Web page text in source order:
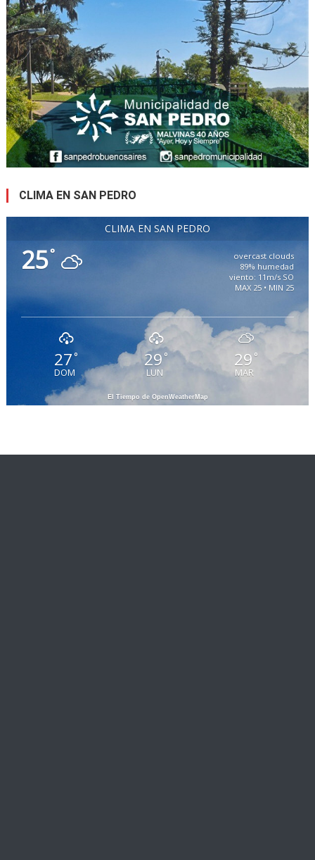
CLIMA EN SAN PEDRO
CLIMA EN SAN PEDRO
25°
overcast clouds
89% humedad
viento: 11m/s SO
MAX 25 • MIN 25
27°
DOM
29 °
LUN
29 °
MAR
El Tiempo de OpenWeatherMap